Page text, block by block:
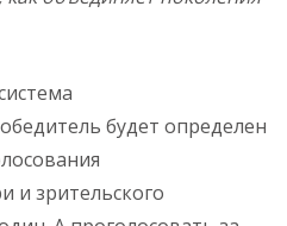
будет определен
и зрительского